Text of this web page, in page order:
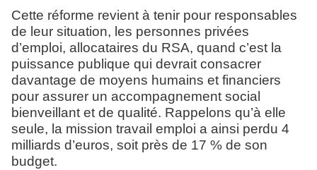
Cette réforme revient à tenir pour responsables
de leur situation, les personnes privées
d’emploi, allocataires du RSA, quand c’est la
puissance publique qui devrait consacrer
davantage de moyens humains et financiers
pour assurer un accompagnement social
bienveillant et de qualité. Rappelons qu’à elle
seule, la mission travail emploi a ainsi perdu 4
milliards d’euros, soit près de 17 % de son
budget.